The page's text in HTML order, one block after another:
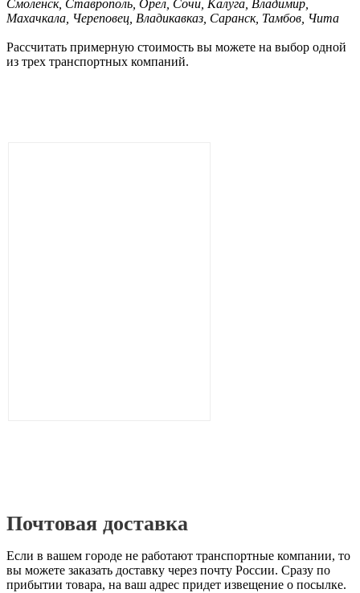
Смоленск, Ставрополь, Орел, Сочи, Калуга, Владимир,
Махачкала, Череповец, Владикавказ, Саранск, Тамбов, Чита
Рассчитать примерную стоимость вы можете на выбор одной
из трех транспортных компаний.
Почтовая доставка
Если в вашем городе не работают транспортные компании, то
вы можете заказать доставку через почту России. Сразу по
прибытии товара, на ваш адрес придет извещение о посылке.